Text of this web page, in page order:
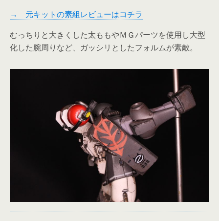
→ 元キットの素組レビューはコチラ
むっちりと大きくした太ももやＭＧパーツを使用し大型
化した腕周りなど、ガッシリとしたフォルムが素敵。